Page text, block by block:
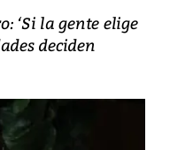
‘Si la gente elige
deciden